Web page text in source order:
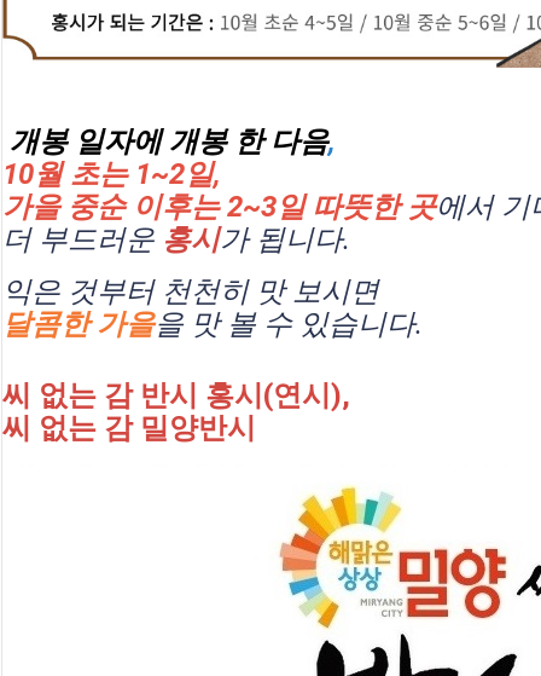
개봉 일자에 개봉 한 다음,
10월 초는 1~2일,
가을 중순 이후는 2~3일 따뜻한 곳에서
더 부드러운 홍시가 됩니다.
익은 것부터 천천히 맛 보시면
달콤한 가을을 맛 볼 수 있습니다.
씨 없는 감 반시 홍시(연시),
씨 없는 감 밀양반시